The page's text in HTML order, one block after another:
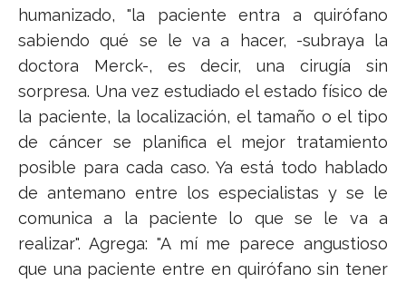
humanizado, "la paciente entra a quirófano
sabiendo qué se le va a hacer, -subraya la
doctora Merck-, es decir, una cirugía sin
sorpresa. Una vez estudiado el estado físico de
la paciente, la localización, el tamaño o el tipo
de cáncer se planifica el mejor tratamiento
posible para cada caso. Ya está todo hablado
de antemano entre los especialistas y se le
comunica a la paciente lo que se le va a
realizar". Agrega: "A mí me parece angustioso
que una paciente entre en quirófano sin tener